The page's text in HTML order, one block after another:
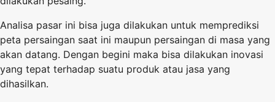
Analisa pasar ini bisa juga dilakukan untuk memprediksi
peta persaingan saat ini maupun persaingan di masa yang
akan datang. Dengan begini maka bisa dilakukan inovasi
yang tepat terhadap suatu produk atau jasa yang
dihasilkan.